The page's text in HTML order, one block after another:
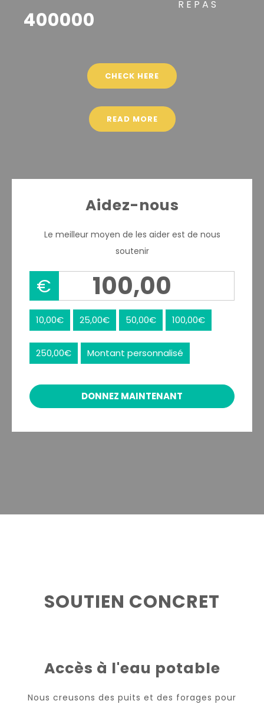
REPAS
400000
CHECK HERE
READ MORE
Aidez-nous
Le meilleur moyen de les aider est de nous
soutenir
€
10,00€ 25,00€ 50,00€ 100,00€
250,00€ Montant personnalisé
DONNEZ MAINTENANT
SOUTIEN CONCRET
Accès à l'eau potable
Nous creusons des puits et des forages pour